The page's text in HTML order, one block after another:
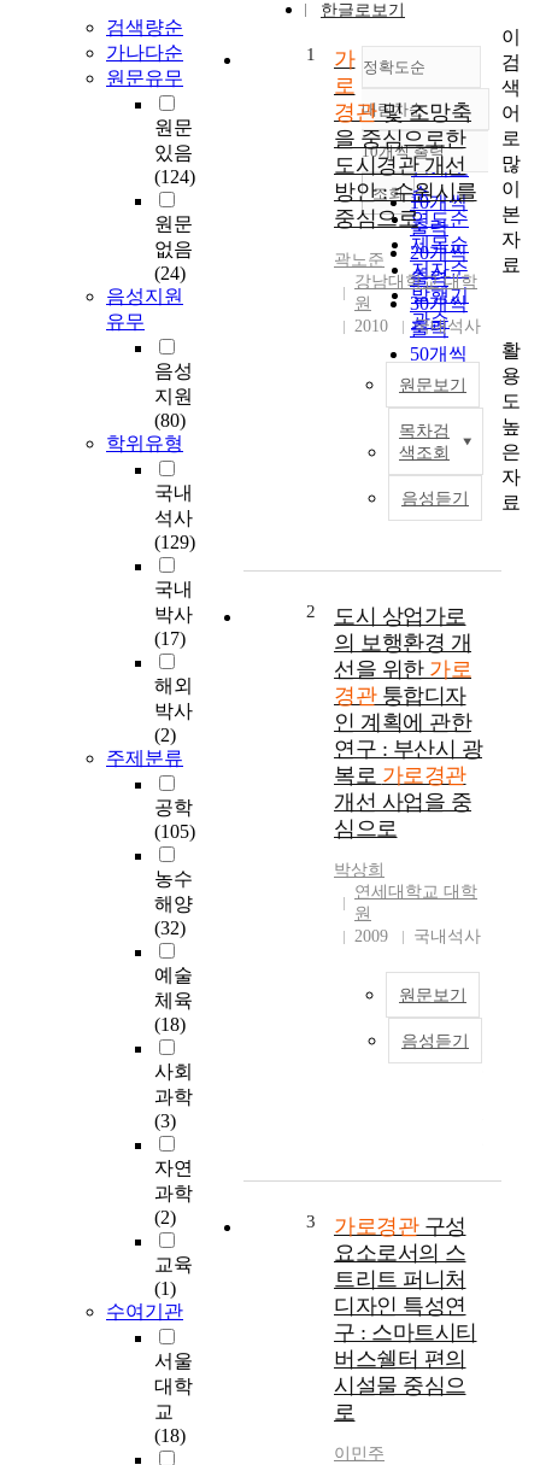
검색량순
가나다순
원문유무
원문
있음
(124)
원문
없음
(24)
음성지원
유무
음성
지원
(80)
학위유형
국내
석사
(129)
국내
박사
(17)
해외
박사
(2)
주제분류
공학
(105)
농수
해양
(32)
예술
체육
(18)
사회
과학
(3)
자연
과학
(2)
교육
(1)
수여기관
서울
대학
교
(18)
한글로보기
정확도순
정확도
순
인기도
순
연도순
제목순
저자순
발행기
관순
내림차순
내림차순
10개씩 출력
10개씩
출력
20개씩
출력
30개씩
출력
50개씩
출력
100개씩
출력
조회
1
가
로
경관및 조망축
을 중심으로한
도시경관 개선
방안 : 수원시를
중심으로
곽노준
강남대학교 대학
원
2010
국내석사
원문보기
목차검
색조회
음성듣기
획
2
도시 상업가로
의 보행환경 개
선을 위한 가로
경관퉁합디자
인 계획에 관한
연구 : 부산시 광
복로 가로경관
개선 사업을 중
심으로
박상희
연세대학교 대학
원
2009
국내석사
원문보기
음성듣기
3 가로경관구성
요소로서의 스
트리트 퍼니처
디자인 특성연
구 : 스마트시티
버스쉘터 편의
시설물 중심으
로
이민주
이
검
색
어
로
많
이
본
자
료
활
용
도
높
은
자
료